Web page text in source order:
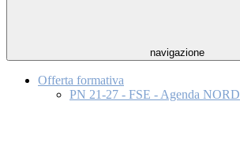
navigazione
Offerta formativa
PN 21-27 - FSE - Agenda NORD